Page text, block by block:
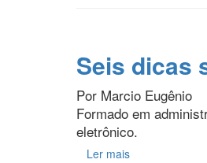
Seis dicas
Por Marcio Eugênio
Formado em
eletrônico.
Ler mais